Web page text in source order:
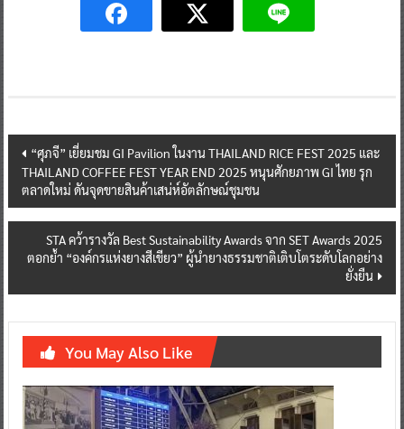
Post
navigation
“ศุภจี” เยี่ยมชม GI Pavilion ในงาน THAILAND RICE FEST 2025 และ
THAILAND COFFEE FEST YEAR END 2025 หนุนศักยภาพ GI ไทย รุก
ตลาดใหม่ ดันจุดขายสินค้าเสน่ห์อัตลักษณ์ชุมชน
STA คว้ารางวัล Best Sustainability Awards จาก SET Awards 2025
ตอกย้ำ “องค์กรแห่งยางสีเขียว” ผู้นำยางธรรมชาติเติบโตระดับโลกอย่าง
ยั่งยืน
You May Also Like